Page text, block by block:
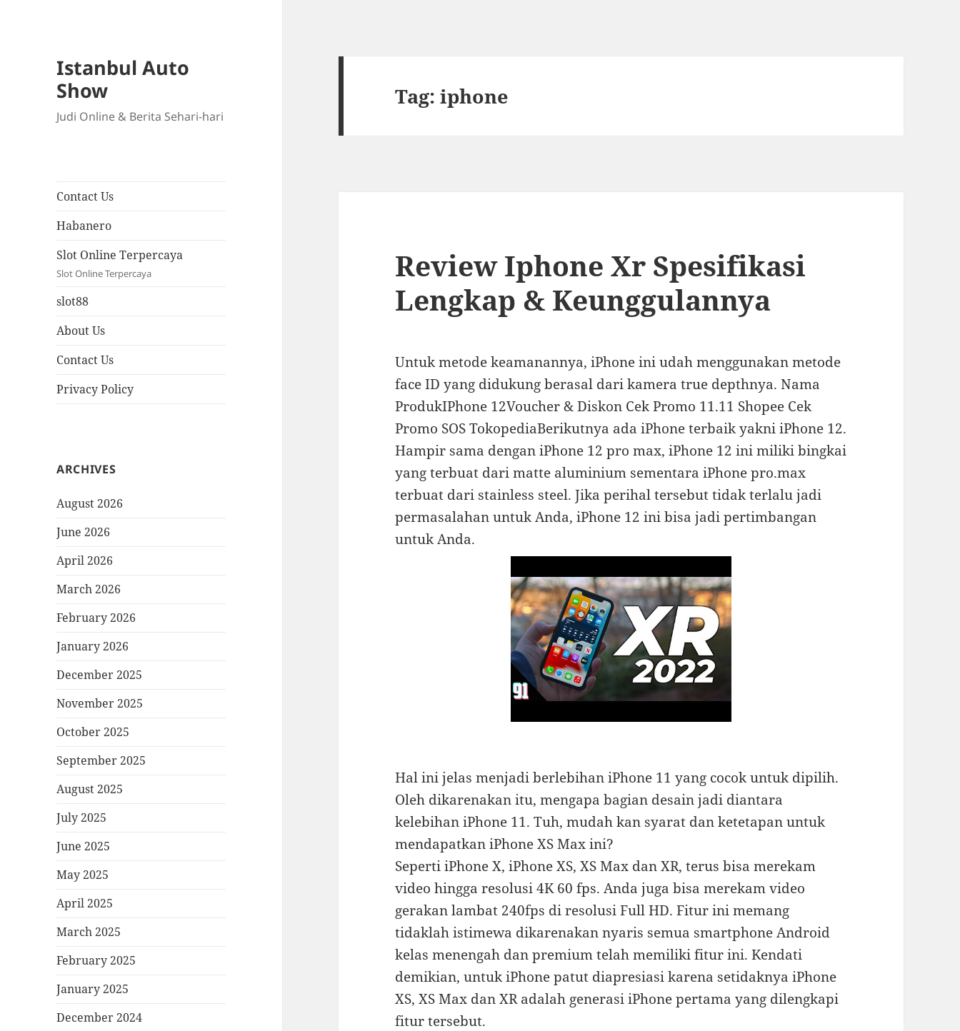
Istanbul Auto
Show
Judi Online & Berita Sehari-hari
Contact Us
Habanero
Slot Online Terpercaya
Slot Online Terpercaya
slot88
About Us
Contact Us
Privacy Policy
ARCHIVES
August 2026
June 2026
April 2026
March 2026
February 2026
January 2026
December 2025
November 2025
October 2025
September 2025
August 2025
July 2025
June 2025
May 2025
April 2025
March 2025
February 2025
January 2025
December 2024
Tag:iphone
Review Iphone Xr Spesifikasi
Lengkap & Keunggulannya
Untuk metode keamanannya, iPhone ini udah menggunakan metode
face ID yang didukung berasal dari kamera true depthnya. Nama
ProdukIPhone 12Voucher & Diskon Cek Promo 11.11 Shopee Cek
Promo SOS TokopediaBerikutnya ada iPhone terbaik yakni iPhone 12.
Hampir sama dengan iPhone 12 pro max, iPhone 12 ini miliki bingkai
yang terbuat dari matte aluminium sementara iPhone pro.max
terbuat dari stainless steel. Jika perihal tersebut tidak terlalu jadi
permasalahan untuk Anda, iPhone 12 ini bisa jadi pertimbangan
untuk Anda.
Hal ini jelas menjadi berlebihan iPhone 11 yang cocok untuk dipilih.
Oleh dikarenakan itu, mengapa bagian desain jadi diantara
kelebihan iPhone 11. Tuh, mudah kan syarat dan ketetapan untuk
mendapatkan iPhone XS Max ini?
Seperti iPhone X, iPhone XS, XS Max dan XR, terus bisa merekam
video hingga resolusi 4K 60 fps. Anda juga bisa merekam video
gerakan lambat 240fps di resolusi Full HD. Fitur ini memang
tidaklah istimewa dikarenakan nyaris semua smartphone Android
kelas menengah dan premium telah memiliki fitur ini. Kendati
demikian, untuk iPhone patut diapresiasi karena setidaknya iPhone
XS, XS Max dan XR adalah generasi iPhone pertama yang dilengkapi
fitur tersebut.